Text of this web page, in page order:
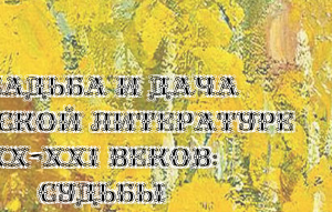
И ДАЧА
ЛИТЕРАТУРЕ
XXI ВЕКОВ:
СУДЬБЫ